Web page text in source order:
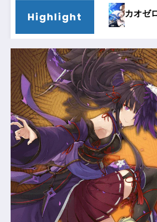
Highlight
カオゼロ_03〜時間泥棒〜